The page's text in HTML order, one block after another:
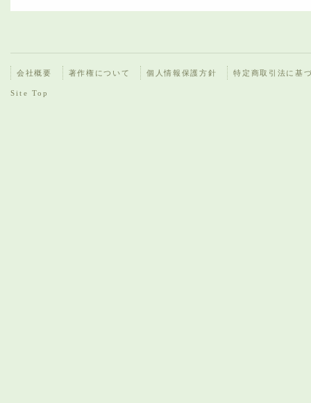
会社概要 著作権について 個人情報保護方針 特定商取引法に基
Site Top